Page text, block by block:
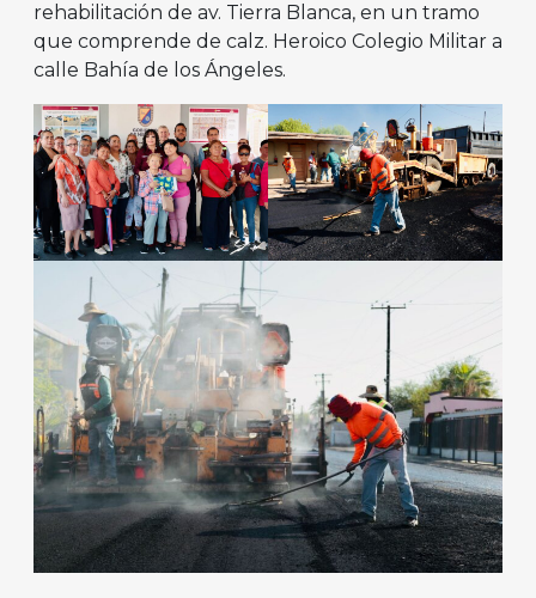
rehabilitación de av. Tierra Blanca, en un tramo
que comprende de calz. Heroico Colegio Militar a
calle Bahía de los Ángeles.